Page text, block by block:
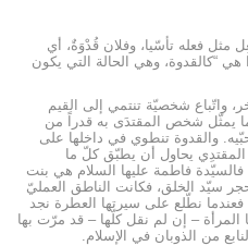
مثل فعله تأسّيا، وفلان‏ قُدْوَةٌ، أي
هي “كالقدوة، وهي الحالة التي يكون
واتّباع شخصيّة تنتمي إلى القيم
ما يمثّل شخص المقتدَى به قدراً من
والقدوة تنطوي في داخلها على
المقتدِي يحاول أن يطبّق كلّ ما
فاطمة عليها السلام هي بنت
سيّد الخلق، فكانت الناطق العمليّ
فعندما نطّلع على سيرتها العطرة نجد
المرأة – إن لم نقل كلّها – قد مرّت بها
من الذوبان في الإسلام.